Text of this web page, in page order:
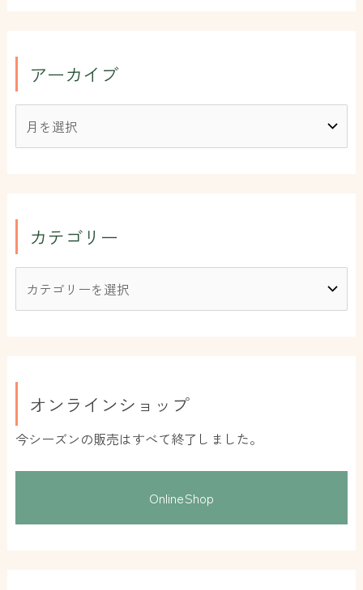
アーカイブ
カテゴリー
オンラインショップ
今シーズンの販売はすべて終了しました。
OnlineShop